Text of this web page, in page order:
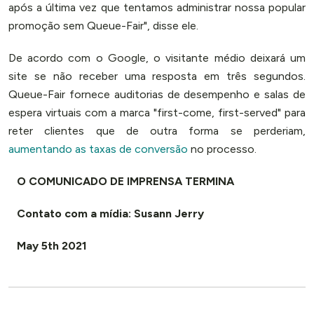
após a última vez que tentamos administrar nossa popular
promoção sem Queue-Fair", disse ele.
De acordo com o Google, o visitante médio deixará um
site se não receber uma resposta em três segundos.
Queue-Fair fornece auditorias de desempenho e salas de
espera virtuais com a marca "first-come, first-served" para
reter clientes que de outra forma se perderiam,
aumentando as taxas de conversão no processo.
O COMUNICADO DE IMPRENSA TERMINA
Contato com a mídia: Susann Jerry
May 5th 2021